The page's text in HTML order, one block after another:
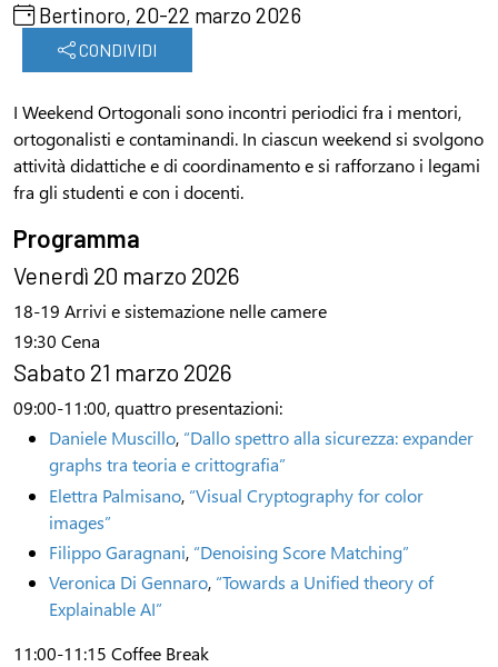
Bertinoro, 20-22 marzo 2026
CONDIVIDI
I Weekend Ortogonali sono incontri periodici fra i mentori,
ortogonalisti e contaminandi. In ciascun weekend si svolgono
attività didattiche e di coordinamento e si rafforzano i legami
fra gli studenti e con i docenti.
Programma
Venerdì 20 marzo 2026
18-19 Arrivi e sistemazione nelle camere
19:30 Cena
Sabato 21 marzo 2026
09:00-11:00, quattro presentazioni:
Daniele Muscillo, “Dallo spettro alla sicurezza: expander
graphs tra teoria e crittografia”
Elettra Palmisano, “Visual Cryptography for color
images”
Filippo Garagnani, “Denoising Score Matching”
Veronica Di Gennaro, “Towards a Unified theory of
Explainable AI”
11:00-11:15 Coffee Break